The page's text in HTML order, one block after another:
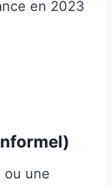
en 2023
ou une